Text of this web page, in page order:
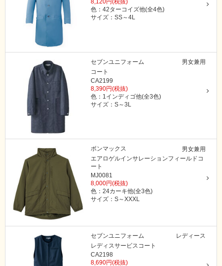
色：42ターコイズ他(全4色)
サイズ：SS～4L
男女兼用
セブンユニフォーム
コート
CA2199
8,390円(税抜)
色：1インディゴ他(全3色)
サイズ：S～3L
男女兼用
ボンマックス
エアロゲルインサレーションフィールドコ
ート
MJ0081
8,000円(税抜)
色：24カーキ他(全3色)
サイズ：S～XXXL
レディース
セブンユニフォーム
レディスサービスコート
CA2198
8,690円(税抜)